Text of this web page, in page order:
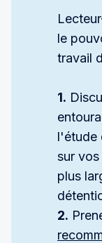
le
travail
1.
l'étude
sur vos
plus
2.